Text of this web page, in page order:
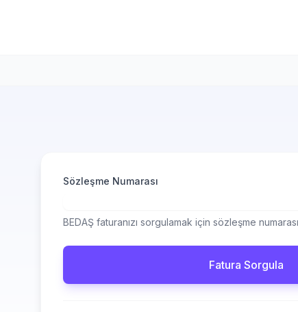
Sözleşme Numarası
BEDAŞ faturanızı sorgulamak için sözleşme
Fatura Sorgula